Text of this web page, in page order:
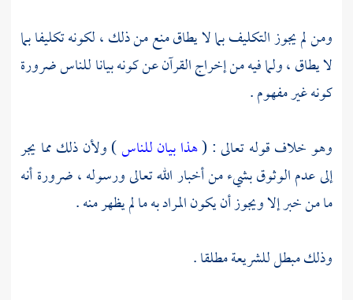
ومن لم يجوز التكليف بما لا يطاق منع من ذلك ، لكونه تكليفا بما
لا يطاق ، ولما فيه من إخراج القرآن عن كونه بيانا للناس ضرورة
كونه غير مفهوم .
وهو خلاف قوله تعالى : (هذا بيان للناس) ولأن ذلك مما يجر
إلى عدم الوثوق بشيء من أخبار الله تعالى ورسوله ، ضرورة أنه
ما من خبر إلا ويجوز أن يكون المراد به ما لم يظهر منه .
وذلك مبطل للشريعة مطلقا .